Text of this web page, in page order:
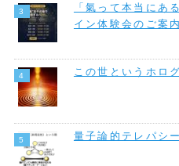
「氣って本当にあ
イン体験会のご案内
この世というホロ
量子論的テレパシ